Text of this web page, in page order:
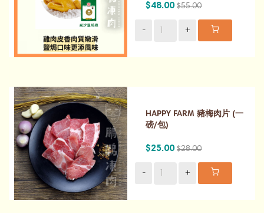
$48.00 $55.00
- +
HAPPY FARM 豬梅肉片 (一
磅/包)
$25.00 $28.00
- +